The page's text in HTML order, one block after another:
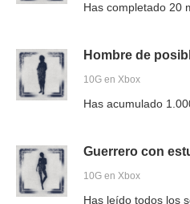
Has completado 20
Hombre de
10G en Xbox
Has acumulado
Guerrero con
10G en Xbox
Has leído todos los